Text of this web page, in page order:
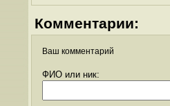
Комментарии:
Ваш комментарий
ФИО или ник: